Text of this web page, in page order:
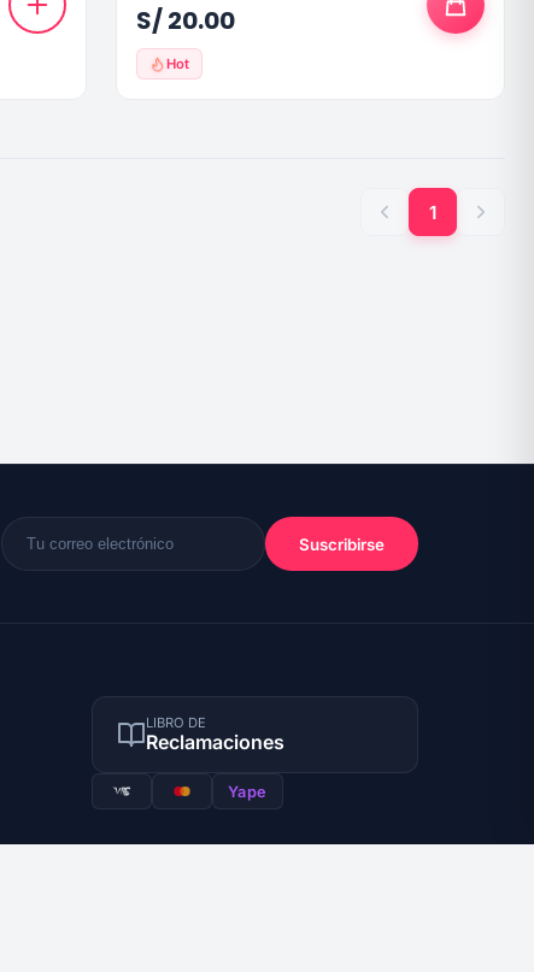
S/ 20.00
Hot
1
Suscribirse
LIBRO DE
Reclamaciones
Yape